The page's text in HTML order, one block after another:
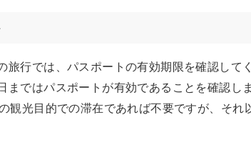
旅行では、パスポートの有効期限を確認して
まではパスポートが有効であることを確認し
観光目的での滞在であれば不要ですが、それ